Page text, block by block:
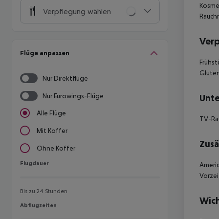
Verpflegung wählen
Flüge anpassen
Nur Direktflüge
Nur Eurowings-Flüge
Alle Flüge
Mit Koffer
Ohne Koffer
Flugdauer
Flugdauer
Bis zu 24 Stunden
Abflugzeiten
Abflugzeiten
TV-